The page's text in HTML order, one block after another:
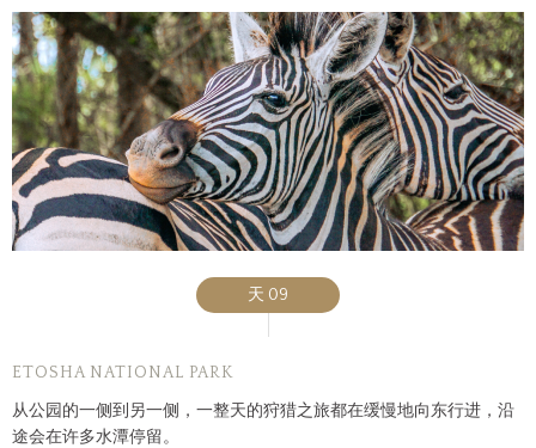
天 09
ETOSHA NATIONAL PARK
从公园的一侧到另一侧，一整天的狩猎之旅都在缓慢地向东行进，沿
途会在许多水潭停留。